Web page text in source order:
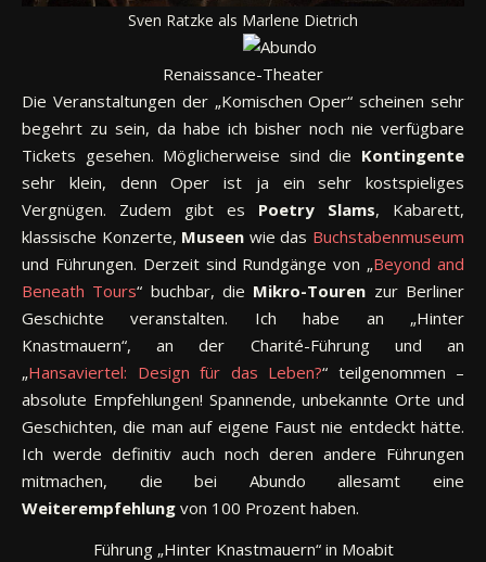
Sven Ratzke als Marlene Dietrich
Renaissance-Theater
Die Veranstaltungen der „Komischen Oper“ scheinen sehr
begehrt zu sein, da habe ich bisher noch nie verfügbare
Tickets gesehen. Möglicherweise sind die Kontingente
sehr klein, denn Oper ist ja ein sehr kostspieliges
Vergnügen. Zudem gibt es Poetry Slams, Kabarett,
klassische Konzerte, Museen wie das Buchstabenmuseum
und Führungen. Derzeit sind Rundgänge von „Beyond and
Beneath Tours“ buchbar, die Mikro-Touren zur Berliner
Geschichte veranstalten. Ich habe an „Hinter
Knastmauern“, an der Charité-Führung und an
„Hansaviertel: Design für das Leben?“ teilgenommen –
absolute Empfehlungen! Spannende, unbekannte Orte und
Geschichten, die man auf eigene Faust nie entdeckt hätte.
Ich werde definitiv auch noch deren andere Führungen
mitmachen, die bei Abundo allesamt eine
Weiterempfehlung von 100 Prozent haben.
Führung „Hinter Knastmauern“ in Moabit